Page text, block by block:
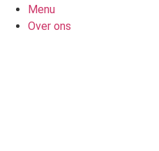
Menu
Over ons